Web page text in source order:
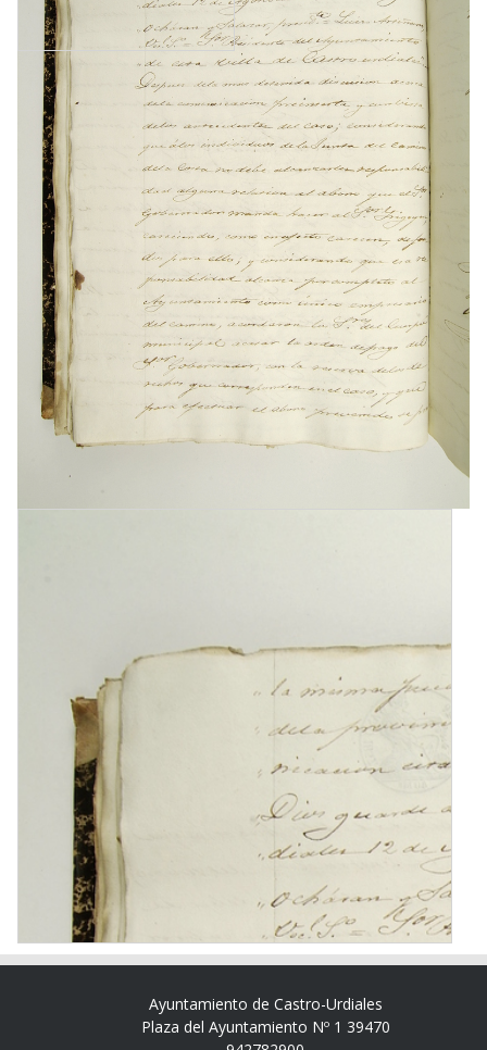
Ayuntamiento de Castro-Urdiales
Plaza del Ayuntamiento Nº 1 39470